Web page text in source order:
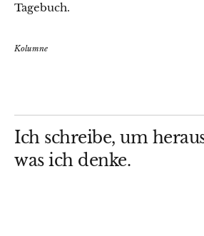
Tagebuch.
Kolumne
Ich schreibe, um
was ich denke.